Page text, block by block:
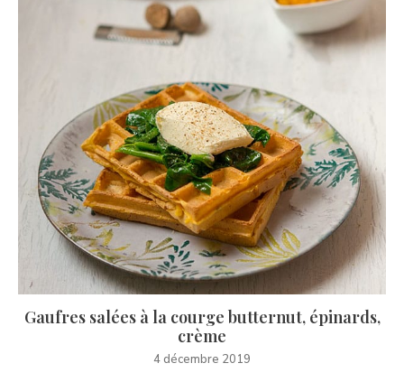
Gaufres salées à la courge butternut, épinards,
crème
4 décembre 2019